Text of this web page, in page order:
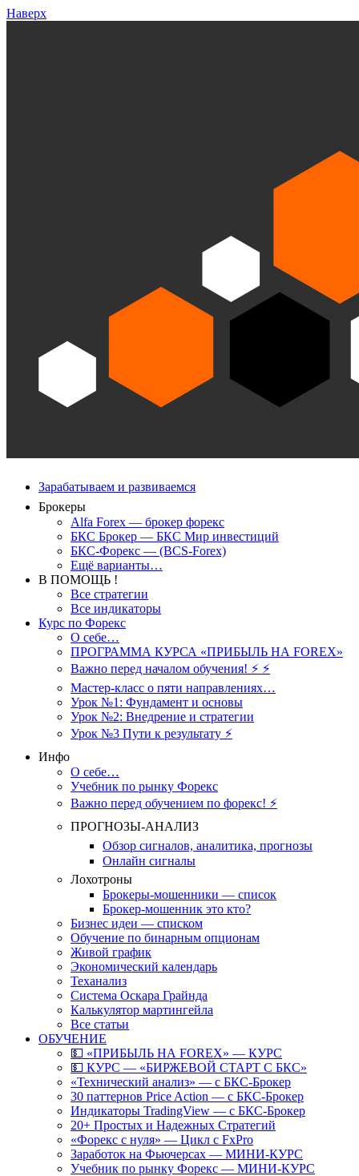
Наверх
Зарабатываем и развиваемся
Брокеры
Alfa Forex — брокер форекс
БКС Брокер — БКС Мир инвестиций
БКС-Форекс — (BCS-Forex)
Ещё варианты…
В ПОМОЩЬ !
Все стратегии
Все индикаторы
Курс по Форекс
О себе…
ПРОГРАММА КУРСА «ПРИБЫЛЬ НА FOREX»
Важно перед началом обучения! ⚡ ⚡
Мастер-класс о пяти направлениях…
Урок №1: Фундамент и основы
Урок №2: Внедрение и стратегии
Урок №3 Пути к результату ⚡️
Инфо
О себе…
Учебник по рынку Форекс
Важно перед обучением по форекс! ⚡
ПРОГНОЗЫ-АНАЛИЗ
Обзор сигналов, аналитика, прогнозы
Онлайн сигналы
Лохотроны
Брокеры-мошенники — список
Брокер-мошенник это кто?
Бизнес идеи — списком
Обучение по бинарным опционам
Живой график
Экономический календарь
Теханализ
Система Оскара Грайнда
Калькулятор мартингейла
Все статьи
ОБУЧЕНИЕ
💵 «ПРИБЫЛЬ НА FOREX» — КУРС
💵 КУРС — «БИРЖЕВОЙ СТАРТ С БКС»
«Технический анализ» — с БКС-Брокер
30 паттернов Price Action — с БКС-Брокер
Индикаторы TradingView — с БКС-Брокер
20+ Простых и Надежных Стратегий
«Форекс с нуля» — Цикл с FxPro
Заработок на Фьючерсах — МИНИ-КУРС
Учебник по рынку Форекс — МИНИ-КУРС